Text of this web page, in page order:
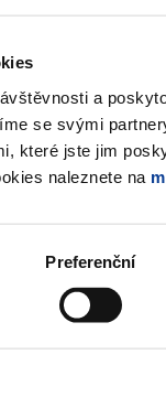
a
se svými
které jste jim
naleznete na
Preferenční